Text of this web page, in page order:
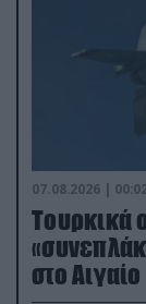
07.08.2026 |
Τουρκικά
στο Αιγαίο